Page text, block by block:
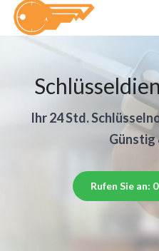
Ihr 24 Std.
Günstig
Rufen Sie an: